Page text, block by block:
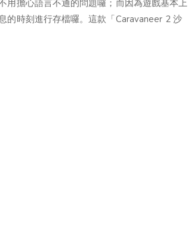
用擔心語言不通的問題囉；而因為遊戲基本上
的時刻進行存檔囉。這款「Caravaneer 2 沙